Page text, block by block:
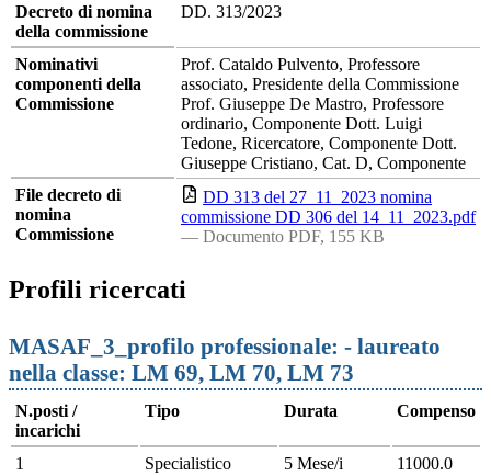
Decreto di nomina
della commissione
DD. 313/2023
Nominativi
componenti della
Commissione
Prof. Cataldo Pulvento, Professore
associato, Presidente della Commissione
Prof. Giuseppe De Mastro, Professore
ordinario, Componente Dott. Luigi
Tedone, Ricercatore, Componente Dott.
Giuseppe Cristiano, Cat. D, Componente
File decreto di
nomina
Commissione
DD 313 del 27_11_2023 nomina
commissione DD 306 del 14_11_2023.pdf
— Documento PDF, 155 KB
Profili ricercati
MASAF_3_profilo professionale: - laureato
nella classe: LM 69, LM 70, LM 73
N.posti /
incarichi
Tipo Durata Compenso
1 Specialistico 5 Mese/i
11000.0